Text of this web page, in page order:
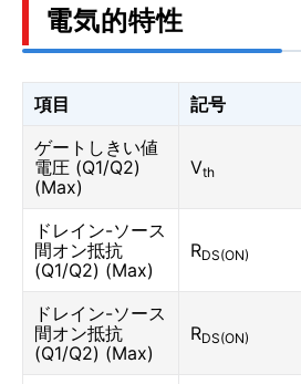
電気的特性
項目 記号
ゲートしきい値
電圧 (Q1/Q2)
(Max)
Vth
ドレイン-ソース
間オン抵抗
(Q1/Q2) (Max)
RDS(ON)
ドレイン-ソース
間オン抵抗
(Q1/Q2) (Max)
RDS(ON)